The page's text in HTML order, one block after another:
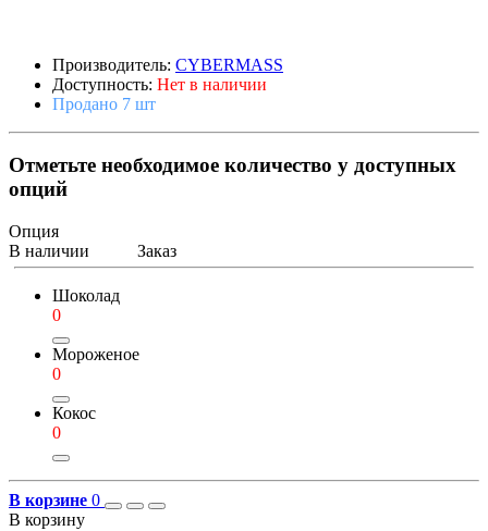
Производитель: CYBERMASS
Доступность: Нет в наличии
Продано 7 шт
Отметьте необходимое количество у доступных
опций
Опция
В наличии
Заказ
Шоколад
0
Мороженое
0
Кокос
0
В корзине 0
В корзину